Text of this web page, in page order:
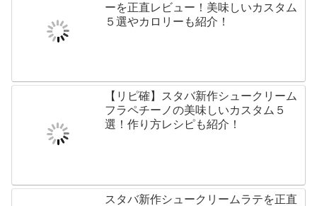
ーを正直レビュー！美味しいカスタム
５選やカロリーも紹介！
【リピ確】スタバ新作シュークリーム
フラペチーノの美味しいカスタム５
選！作り方レシピも紹介！
スタバ新作シュークリームラテを正直